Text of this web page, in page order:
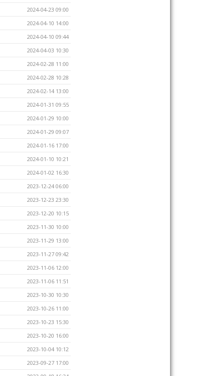
2024-04-23 09:00
2024-04-10 14:00
2024-04-10 09:44
2024-04-03 10:30
2024-02-28 11:00
2024-02-28 10:28
2024-02-14 13:00
2024-01-31 09:55
2024-01-29 10:00
2024-01-29 09:07
2024-01-16 17:00
2024-01-10 10:21
2024-01-02 16:30
2023-12-24 06:00
2023-12-23 23:30
2023-12-20 10:15
2023-11-30 10:00
2023-11-29 13:00
2023-11-27 09:42
2023-11-06 12:00
2023-11-06 11:51
2023-10-30 10:30
2023-10-26 11:00
2023-10-23 15:30
2023-10-20 16:00
2023-10-04 10:12
2023-09-27 17:00